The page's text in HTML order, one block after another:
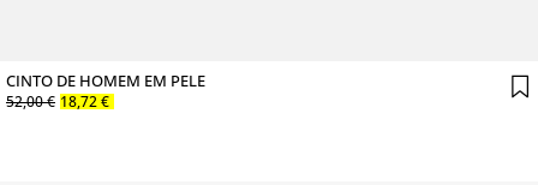
CINTO DE HOMEM EM PELE
52,00€ 18,72€